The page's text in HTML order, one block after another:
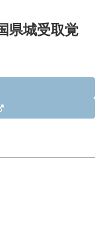
県城受取覚